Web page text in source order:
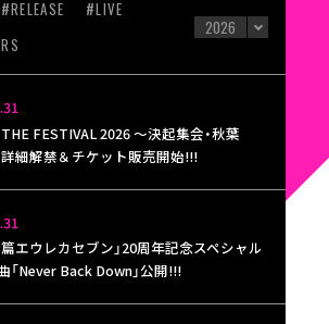
#RELEASE
#LIVE
THE FESTIVAL 2026 〜決起集会・秋葉
詳細解禁＆チケット販売開始!!!
篇エウレカセブン」20周年記念スペシャル
「Never Back Down」公開!!!